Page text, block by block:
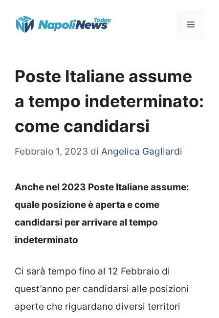
Menu
Poste Italiane assume
a tempo indeterminato:
come candidarsi
Febbraio 1, 2023 di Angelica Gagliardi
Anche nel 2023 Poste Italiane assume:
quale posizione è aperta e come
candidarsi per arrivare al tempo
indeterminato
Ci sarà tempo fino al 12 Febbraio di
quest’anno per candidarsi alle posizioni
aperte che riguardano diversi territori